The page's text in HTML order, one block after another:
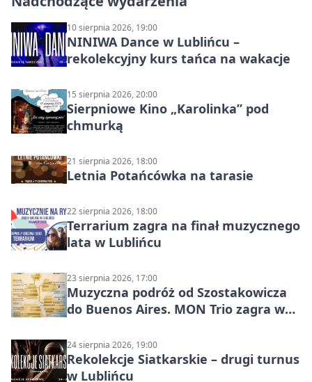
10 sierpnia 2026, 19:00
NINIWA Dance w Lublińcu –
rekolekcyjny kurs tańca na wakacje
15 sierpnia 2026, 20:00
Sierpniowe Kino „Karolinka” pod
chmurką
21 sierpnia 2026, 18:00
Letnia Potańcówka na tarasie
22 sierpnia 2026, 18:00
Terrarium zagra na finał muzycznego
lata w Lublińcu
23 sierpnia 2026, 17:00
Muzyczna podróż od Szostakowicza
do Buenos Aires. MON Trio zagra w
24 sierpnia 2026, 19:00
Rekolekcje Siatkarskie – drugi turnus
w Lublińcu